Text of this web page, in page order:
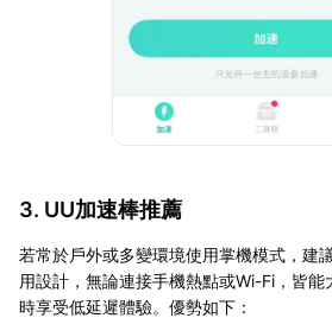
3. UU加速棒推薦
若常於戶外或多變環境使用掌機模式，建
用設計，無論連接手機熱點或Wi-Fi，皆
時享受低延遲體驗。優勢如下：